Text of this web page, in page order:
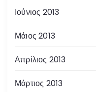
Ιούνιος 2013
Μάιος 2013
Απρίλιος 2013
Μάρτιος 2013